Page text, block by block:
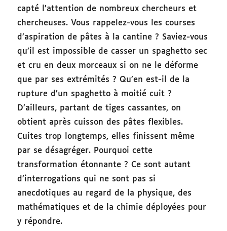
capté l’attention de nombreux chercheurs et
chercheuses. Vous rappelez-vous les courses
d’aspiration de pâtes à la cantine ? Saviez-vous
qu’il est impossible de casser un spaghetto sec
et cru en deux morceaux si on ne le déforme
que par ses extrémités ? Qu’en est-il de la
rupture d’un spaghetto à moitié cuit ?
D’ailleurs, partant de tiges cassantes, on
obtient après cuisson des pâtes flexibles.
Cuites trop longtemps, elles finissent même
par se désagréger. Pourquoi cette
transformation étonnante ? Ce sont autant
d’interrogations qui ne sont pas si
anecdotiques au regard de la physique, des
mathématiques et de la chimie déployées pour
y répondre.